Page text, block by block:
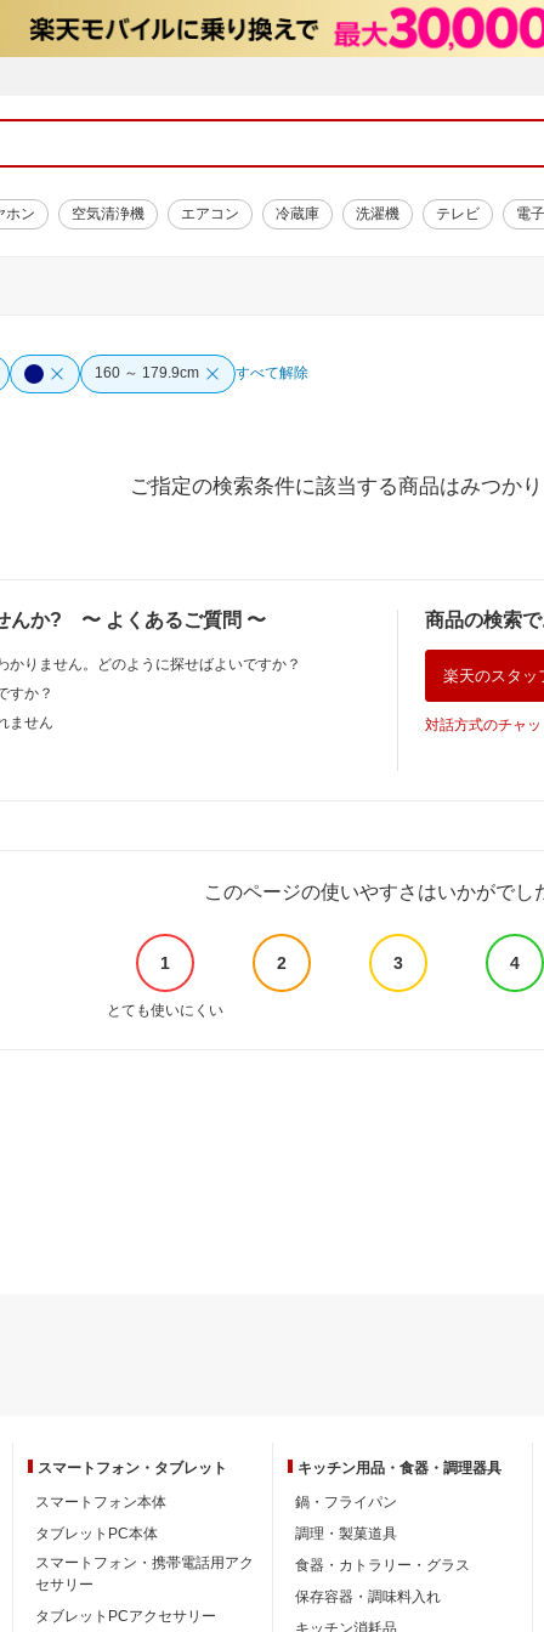
ホン 空気清浄機 エアコン 冷蔵庫 洗濯機 テレビ 電
160 ～ 179.9cm すべて解除
ご指定の検索条件に該当する商品はみつか
んか? 〜 よくあるご質問 〜
かりません。どのように探せばよいですか？
すか？
ません
商品の検索
楽天のスタッ
対話方式のチャ
このページの使いやすさはいかがでし
1 2 3 4
とても使いにくい
スマートフォン・ タブレット
スマートフォン本体
タブレットPC本体
スマートフォン・携帯電話用アク
セサリー
タブレットPCアクセサリー
キッチン用品・ 食器・調理器具
鍋・フライパン
調理・製菓道具
食器・カトラリー・グラス
保存容器・調味料入れ
キッチン消耗品